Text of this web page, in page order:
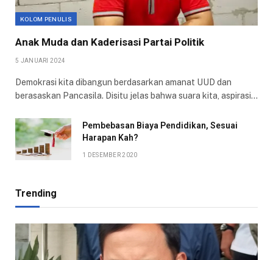
KOLOM PENULIS
Anak Muda dan Kaderisasi Partai Politik
5 JANUARI 2024
Demokrasi kita dibangun berdasarkan amanat UUD dan
berasaskan Pancasila. Disitu jelas bahwa suara kita, aspirasi…
Pembebasan Biaya Pendidikan, Sesuai
Harapan Kah?
1 DESEMBER 2020
Trending